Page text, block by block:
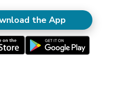
the App